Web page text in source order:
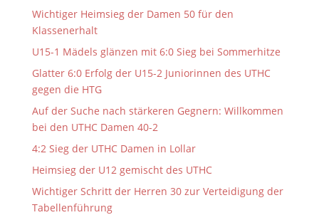
Wichtiger Heimsieg der Damen 50 für den
Klassenerhalt
U15-1 Mädels glänzen mit 6:0 Sieg bei Sommerhitze
Glatter 6:0 Erfolg der U15-2 Juniorinnen des UTHC
gegen die HTG
Auf der Suche nach stärkeren Gegnern: Willkommen
bei den UTHC Damen 40-2
4:2 Sieg der UTHC Damen in Lollar
Heimsieg der U12 gemischt des UTHC
Wichtiger Schritt der Herren 30 zur Verteidigung der
Tabellenführung